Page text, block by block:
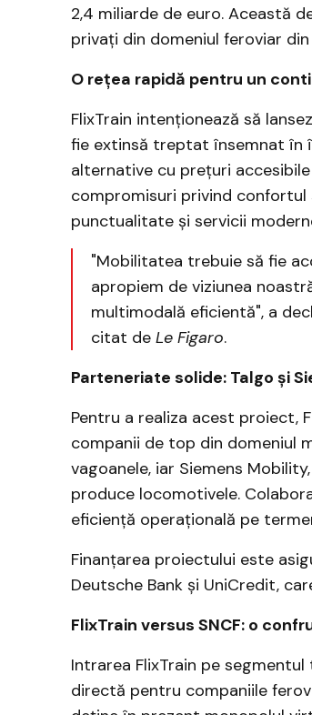
2,4 miliarde de euro. Această
privați din domeniul feroviar
O rețea rapidă pentru un
FlixTrain intenționează să
fie extinsă treptat însemnat în
alternative cu prețuri
compromisuri privind
punctualitate și servicii
"Mobilitatea trebuie să fie
apropiem de viziunea
multimodală eficientă", a
citat de Le Figaro.
Parteneriate solide: Talgo și
Pentru a realiza acest proiect,
companii de top din domeniul
vagoanele, iar Siemens
produce locomotivele.
eficiență operațională pe
Finanțarea proiectului este
Deutsche Bank și UniCredit,
FlixTrain versus SNCF: o
Intrarea FlixTrain pe
directă pentru companiile